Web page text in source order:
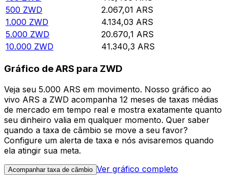
500 ZWD 2.067,01 ARS
1.000 ZWD 4.134,03 ARS
5.000 ZWD 20.670,1 ARS
10.000 ZWD 41.340,3 ARS
Gráfico de ARS para ZWD
Veja seu 5.000 ARS em movimento. Nosso gráfico ao
vivo ARS a ZWD acompanha 12 meses de taxas médias
de mercado em tempo real e mostra exatamente quanto
seu dinheiro valia em qualquer momento. Quer saber
quando a taxa de câmbio se move a seu favor?
Configure um alerta de taxa e nós avisaremos quando
ela atingir sua meta.
Acompanhar taxa de câmbio Ver gráfico completo